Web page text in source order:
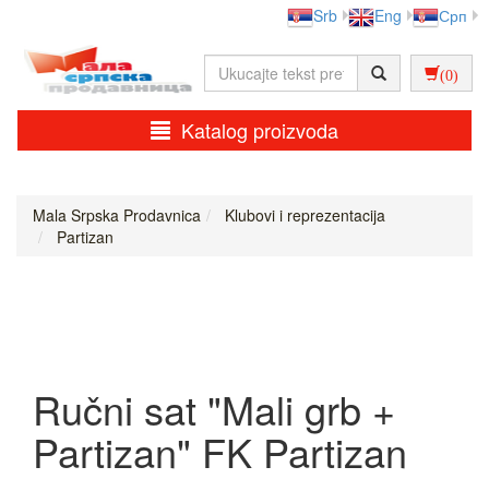
Srb Eng Срп
(0)
Katalog proizvoda
Mala Srpska Prodavnica
Klubovi i reprezentacija
Partizan
Ručni sat "Mali grb +
Partizan" FK Partizan